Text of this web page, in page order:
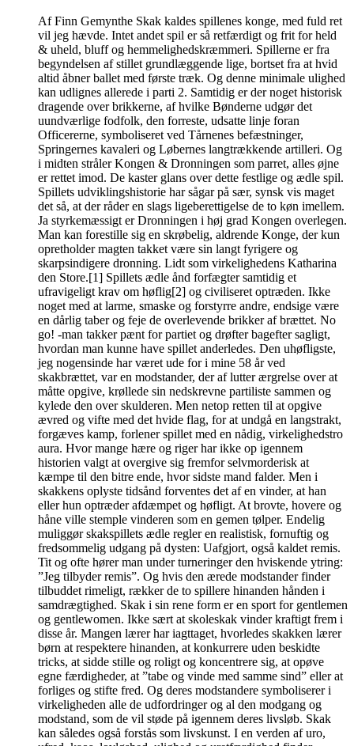
Af Finn Gemynthe Skak kaldes spillenes konge, med fuld ret
vil jeg hævde. Intet andet spil er så retfærdigt og frit for held
& uheld, bluff og hemmelighedskræmmeri. Spillerne er fra
begyndelsen af stillet grundlæggende lige, bortset fra at hvid
altid åbner ballet med første træk. Og denne minimale ulighed
kan udlignes allerede i parti 2. Samtidig er der noget historisk
dragende over brikkerne, af hvilke Bønderne udgør det
uundværlige fodfolk, den forreste, udsatte linje foran
Officererne, symboliseret ved Tårnenes befæstninger,
Springernes kavaleri og Løbernes langtrækkende artilleri. Og
i midten stråler Kongen & Dronningen som parret, alles øjne
er rettet imod. De kaster glans over dette festlige og ædle spil.
Spillets udviklingshistorie har sågar på sær, synsk vis maget
det så, at der råder en slags ligeberettigelse de to køn imellem.
Ja styrkemæssigt er Dronningen i høj grad Kongen overlegen.
Man kan forestille sig en skrøbelig, aldrende Konge, der kun
opretholder magten takket være sin langt fyrigere og
skarpsindigere dronning. Lidt som virkelighedens Katharina
den Store.[1] Spillets ædle ånd forfægter samtidig et
ufravigeligt krav om høflig[2] og civiliseret optræden. Ikke
noget med at larme, smaske og forstyrre andre, endsige være
en dårlig taber og feje de overlevende brikker af brættet. No
go! -man takker pænt for partiet og drøfter bagefter sagligt,
hvordan man kunne have spillet anderledes. Den uhøfligste,
jeg nogensinde har været ude for i mine 58 år ved
skakbrættet, var en modstander, der af lutter ærgrelse over at
måtte opgive, krøllede sin nedskrevne partiliste sammen og
kylede den over skulderen. Men netop retten til at opgive
ævred og vifte med det hvide flag, for at undgå en langstrakt,
forgæves kamp, forlener spillet med en nådig, virkelighedstro
aura. Hvor mange hære og riger har ikke op igennem
historien valgt at overgive sig fremfor selvmorderisk at
kæmpe til den bitre ende, hvor sidste mand falder. Men i
skakkens oplyste tidsånd forventes det af en vinder, at han
eller hun optræder afdæmpet og høfligt. At brovte, hovere og
håne ville stemple vinderen som en gemen tølper. Endelig
muliggør skakspillets ædle regler en realistisk, fornuftig og
fredsommelig udgang på dysten: Uafgjort, også kaldet remis.
Tit og ofte hører man under turneringer den hviskende ytring:
”Jeg tilbyder remis”. Og hvis den ærede modstander finder
tilbuddet rimeligt, rækker de to spillere hinanden hånden i
samdrægtighed. Skak i sin rene form er en sport for gentlemen
og gentlewomen. Ikke sært at skoleskak vinder kraftigt frem i
disse år. Mangen lærer har iagttaget, hvorledes skakken lærer
børn at respektere hinanden, at konkurrere uden beskidte
tricks, at sidde stille og roligt og koncentrere sig, at opøve
egne færdigheder, at ”tabe og vinde med samme sind” eller at
forliges og stifte fred. Og deres modstandere symboliserer i
virkeligheden alle de udfordringer og al den modgang og
modstand, som de vil støde på igennem deres livsløb. Skak
kan således også forstås som livskunst. I en verden af uro,